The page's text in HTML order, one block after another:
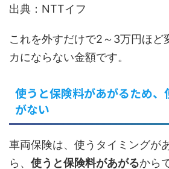
出典：NTTイフ
これを外すだけで2～3万円ほど
カにならない金額です。
使うと保険料があがるため、
がない
車両保険は、使うタイミングが
ら、 使うと保険料があがるから